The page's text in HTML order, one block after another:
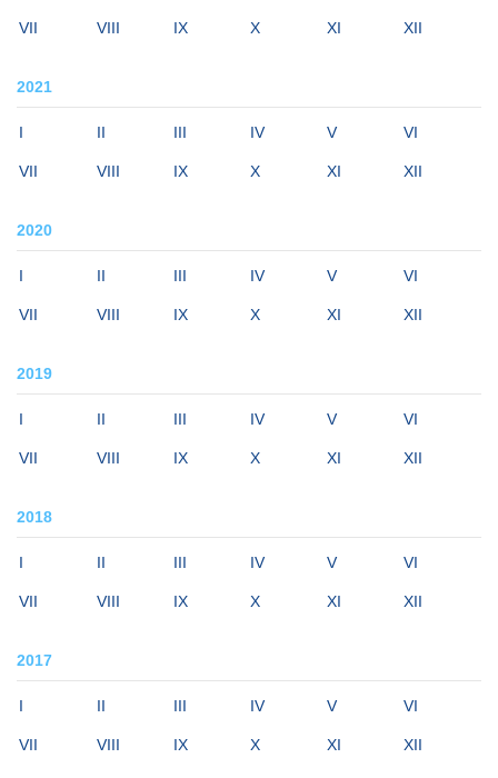
VII VIII IX X XI XII
2021
I II III IV V VI
VII VIII IX X XI XII
2020
I II III IV V VI
VII VIII IX X XI XII
2019
I II III IV V VI
VII VIII IX X XI XII
2018
I II III IV V VI
VII VIII IX X XI XII
2017
I II III IV V VI
VII VIII IX X XI XII